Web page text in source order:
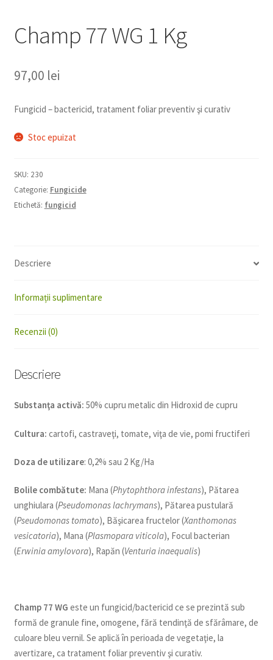
Champ 77 WG 1 Kg
97,00 lei
Fungicid – bactericid, tratament foliar preventiv şi curativ
Stoc epuizat
SKU: 230
Categorie: Fungicide
Etichetă: fungicid
Descriere
Informații suplimentare
Recenzii (0)
Descriere
Substanţa activă: 50% cupru metalic din Hidroxid de cupru
Cultura: cartofi, castraveţi, tomate, viţa de vie, pomi fructiferi
Doza de utilizare: 0,2% sau 2 Kg/Ha
Bolile combătute: Mana (Phytophthora infestans), Pătarea
unghiulara (Pseudomonas lachrymans), Pătarea pustulară
(Pseudomonas tomato), Băşicarea fructelor (Xanthomonas
vesicatoria), Mana (Plasmopara viticola), Focul bacterian
(Erwinia amylovora), Rapăn (Venturia inaequalis)
Champ 77 WG este un fungicid/bactericid ce se prezintă sub
formă de granule fine, omogene, fără tendinţă de sfărâmare, de
culoare bleu vernil. Se aplică în perioada de vegetaţie, la
avertizare, ca tratament foliar preventiv şi curativ.